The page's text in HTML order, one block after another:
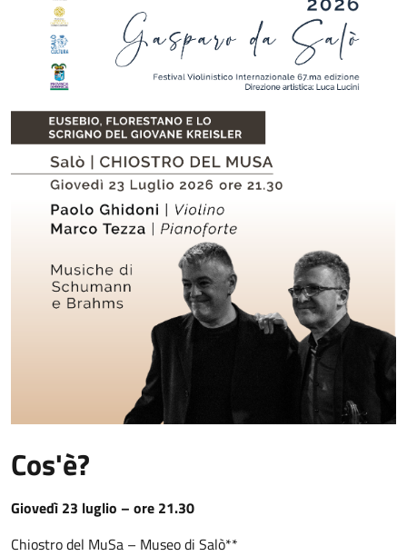
Cos'è?
Giovedì 23 luglio – ore 21.30
Chiostro del MuSa – Museo di Salò**